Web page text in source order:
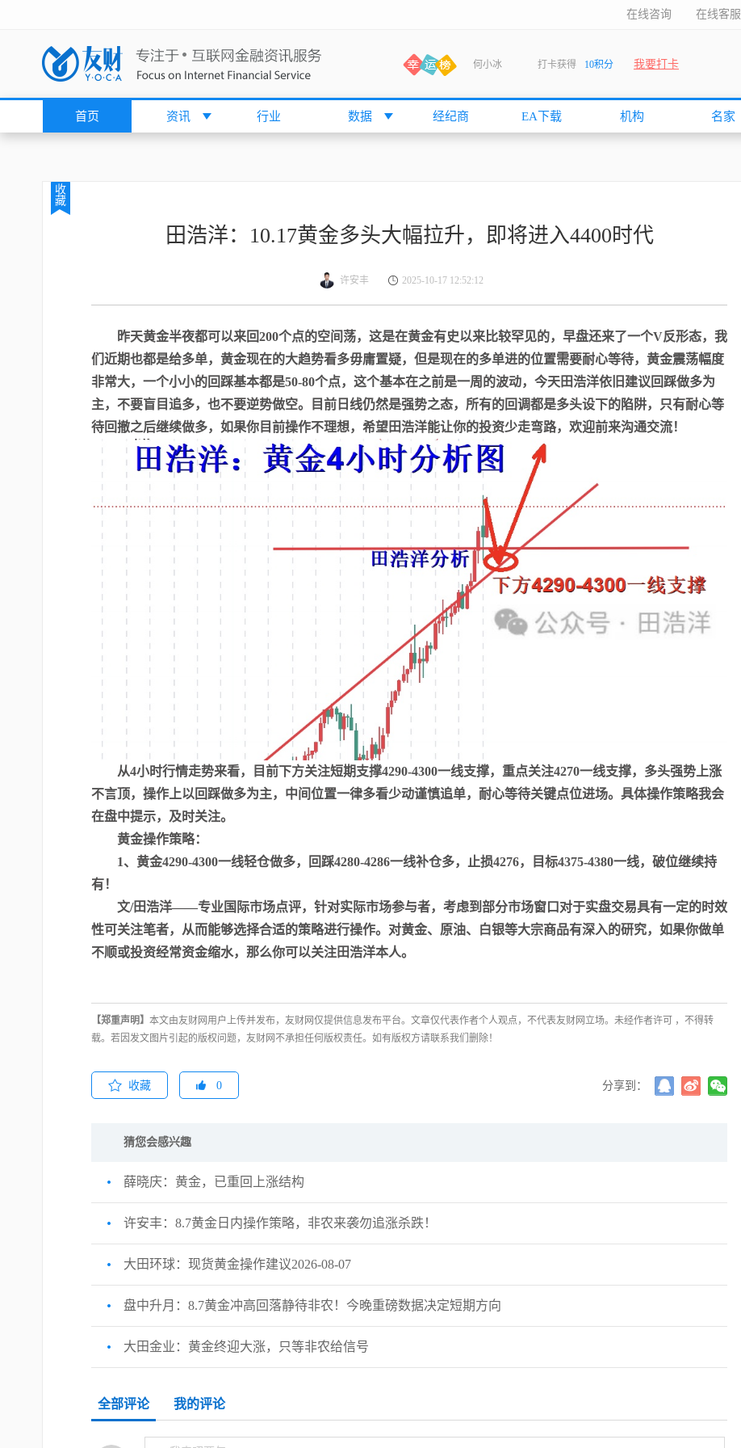
在线咨询 在线客服
何小冰 打卡获得 10积分
打卡获得
张尧浠 打卡获得 20积分
袁友江
cccccccccc 打卡获得 20积分
袁友江 打卡获得 10积分
张尧浠 打卡获得 10积分
袁友江 打卡获得 10积分
张尧浠 打卡获得 20积分
袁友江 打卡获得
袁友江 20积分
何小冰 打卡获得 20积分
袁友江 打卡获得
张尧浠
何小冰 打卡获得 10积分
张尧浠
何小冰 打卡获得 15积分
张尧浠
张尧浠
袁友江
张尧浠
袁友江
张尧浠 打卡获得 20积分
我要打卡
首页 资讯 行业 数据 经纪商 EA下载 机构 名家
收
藏
田浩洋：10.17黄金多头大幅拉升，即将进入4400时代
许安丰 2025-10-17 12:52:12
昨天黄金半夜都可以来回200个点的空间荡，这是在黄金有史以来比较罕见的，早盘还来了一个V反形态，我
们近期也都是给多单，黄金现在的大趋势看多毋庸置疑，但是现在的多单进的位置需要耐心等待，黄金震荡幅度
非常大，一个小小的回踩基本都是50-80个点，这个基本在之前是一周的波动，今天田浩洋依旧建议回踩做多为
主，不要盲目追多，也不要逆势做空。目前日线仍然是强势之态，所有的回调都是多头设下的陷阱，只有耐心等
待回撤之后继续做多，如果你目前操作不理想，希望田浩洋能让你的投资少走弯路，欢迎前来沟通交流！
从4小时行情走势来看，目前下方关注短期支撑4290-4300一线支撑，重点关注4270一线支撑，多头强势上涨
不言顶，操作上以回踩做多为主，中间位置一律多看少动谨慎追单，耐心等待关键点位进场。具体操作策略我会
在盘中提示，及时关注。
黄金操作策略：
1、黄金4290-4300一线轻仓做多，回踩4280-4286一线补仓多，止损4276，目标4375-4380一线，破位继续持
有！
文/田浩洋——专业国际市场点评，针对实际市场参与者，考虑到部分市场窗口对于实盘交易具有一定的时效
性可关注笔者，从而能够选择合适的策略进行操作。对黄金、原油、白银等大宗商品有深入的研究，如果你做单
不顺或投资经常资金缩水，那么你可以关注田浩洋本人。
【郑重声明】 本文由友财网用户上传并发布，友财网仅提供信息发布平台。文章仅代表作者个人观点，不代表友财网立场。未经作者许可 ，不得转
载。若因发文图片引起的版权问题，友财网不承担任何版权责任。如有版权方请联系我们删除！
收藏 0 分享到：
猜您会感兴趣
薛晓庆：黄金，已重回上涨结构
许安丰：8.7黄金日内操作策略，非农来袭勿追涨杀跌！
大田环球：现货黄金操作建议2026-08-07
盘中升月：8.7黄金冲高回落静待非农！今晚重磅数据决定短期方向
大田金业：黄金终迎大涨，只等非农给信号
全部评论 我的评论